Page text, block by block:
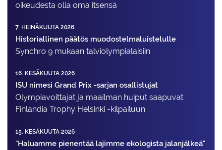
oikeudesta olla oma itsensä
7. HEINÄKUUTA 2026
Historiallinen päätös muodostelmaluistelulle
Synchro 9 mukaan talviolympialaisiin
16. KESÄKUUTA 2026
ISU nimesi Grand Prix -sarjan osallistujat
Olympiavoittajat ja maailman huiput saapuvat
Finlandia Trophy Helsinki -kilpailuun
15. KESÄKUUTA 2026
"Haluamme pienentää lajimme ekologista jalanjälkeä"